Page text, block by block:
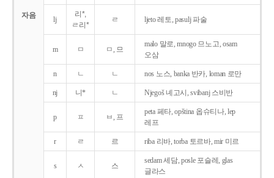
자음 lj
리*,
ㄹ리*
ㄹ ljeto 레토, pasulj 파술
m ㅁ ㅁ, 므
malo 말로, mnogo 므노고, osam
오삼
n ㄴ ㄴ nos 노스, banka 반카, loman 로만
nj 니* ㄴ Njegoš 녜고시, svibanj 스비반
p ㅍ ㅂ, 프
peta 페타, opština 옵슈티나, lep
레프
r ㄹ 르 riba 리바, torba 토르바, mir 미르
s ㅅ 스
sedam 세담, posle 포슬레, glas
글라스